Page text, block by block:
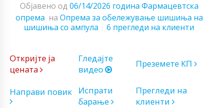
Објавено од 06/14/2026 година Фармацевтска
опрема на Опрема за обележување шишиња на
шишиња со ампула
6 прегледи на клиенти
Откријте ја
цената
Гледајте
видео
Преземете КП
Направи повик
Испрати
барање
Прегледи на
клиенти